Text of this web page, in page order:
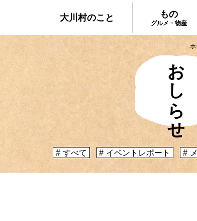
大川村のこと もの
グルメ・物産
「大川村ってどんなとこ？」聞いたこともみたこと
ぞ？という大川村初心者のかたに、大川村へ来るた
のりや、心構えなどをご紹介！
大川村マップ
ホ
おしらせ
すべて イベントレポート